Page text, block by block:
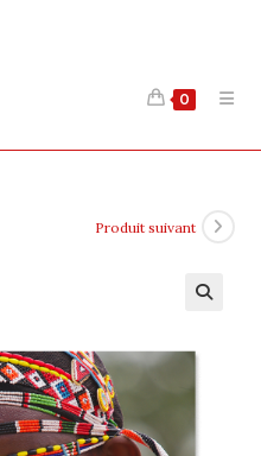
0
Produit suivant